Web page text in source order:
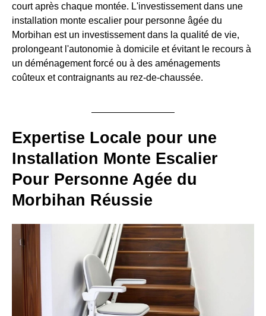
court après chaque montée. L'investissement dans une
installation monte escalier pour personne âgée du
Morbihan est un investissement dans la qualité de vie,
prolongeant l'autonomie à domicile et évitant le recours à
un déménagement forcé ou à des aménagements
coûteux et contraignants au rez-de-chaussée.
Expertise Locale pour une
Installation Monte Escalier
Pour Personne Agée du
Morbihan Réussie